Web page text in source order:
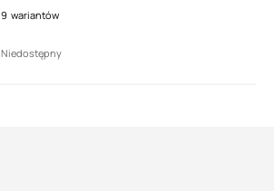
9 wariantów
Niedostępny